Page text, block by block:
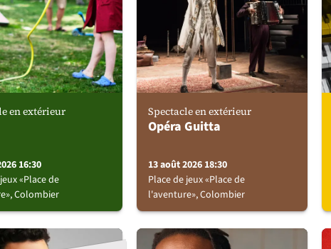
en extérieur
16:30
«Place de
Colombier
Spectacle en extérieur
Opéra Guitta
13 août 2026 18:30
Place de jeux «Place de
l'aventure», Colombier